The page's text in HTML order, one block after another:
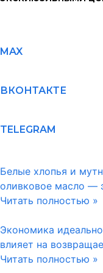
MAX
ВКОНТАКТЕ
TELEGRAM
Белые хлопья и
оливковое масло —
Читать полностью »
Экономика
влияет на
Читать полностью »